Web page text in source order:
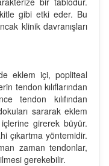
gibi etki eder. Bu
klinik davranışları
eklem içi, popliteal
tendon kılıflarından
tendon kılıfından
sararak eklem
girerek büyür.
çıkartma yöntemidir.
zaman tendonlar,
gerekebilir.